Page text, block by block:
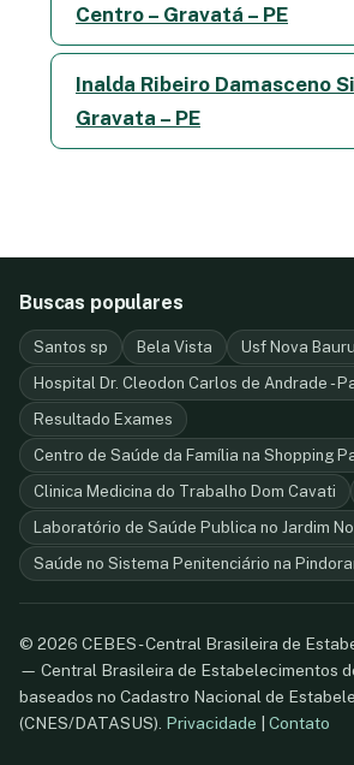
Centro – Gravatá – PE
Inalda Ribeiro Damasceno
Gravata – PE
Buscas populares
Santos sp Bela Vista
Usf Nova Bauru
Hospital Dr. Cleodon Carlos de Andrade -
Resultado Exames
Centro de Saúde da Família na Shopping
Clinica Medicina do Trabalho Dom Cavati
Laboratório de Saúde Publica no Jardim
Saúde no Sistema Penitenciário na
© 2026 CEBES - Central Brasileira de
— Central Brasileira de Estabelecimentos
baseados no Cadastro Nacional de
(CNES/DATASUS). Privacidade Contato